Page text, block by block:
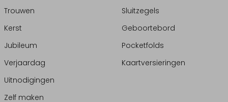
Trouwen
Kerst
Jubileum
Verjaardag
Uitnodigingen
Zelf maken
Sluitzegels
Geboortebord
Pocketfolds
Kaartversieringen